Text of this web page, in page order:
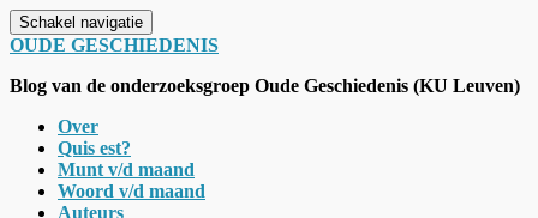
Schakel navigatie
OUDE GESCHIEDENIS
Blog van de onderzoeksgroep Oude Geschiedenis (KU Leuven)
Over
Quis est?
Munt v/d maand
Woord v/d maand
Auteurs